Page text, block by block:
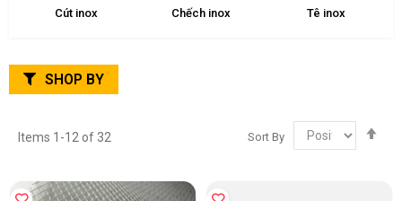
Cút inox Chếch inox Tê inox
SHOP BY
Items 1 -12 of 32 Sort By